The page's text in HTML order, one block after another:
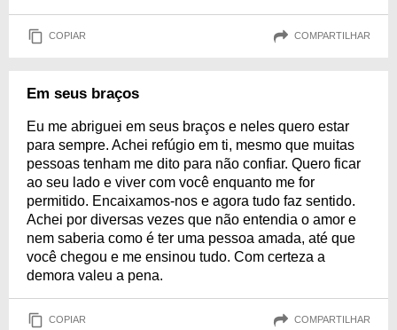
COPIAR COMPARTILHAR
Em seus braços
Eu me abriguei em seus braços e neles quero estar
para sempre. Achei refúgio em ti, mesmo que muitas
pessoas tenham me dito para não confiar. Quero ficar
ao seu lado e viver com você enquanto me for
permitido. Encaixamos-nos e agora tudo faz sentido.
Achei por diversas vezes que não entendia o amor e
nem saberia como é ter uma pessoa amada, até que
você chegou e me ensinou tudo. Com certeza a
demora valeu a pena.
COPIAR COMPARTILHAR